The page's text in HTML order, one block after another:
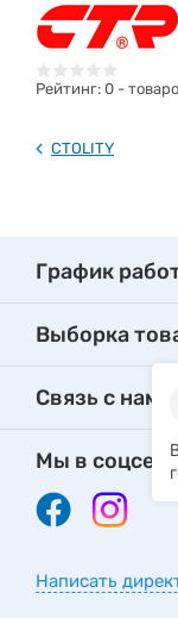
Рейтинг: 0 -
CTOLITY
График
Выборка
Связь с нами
Мы в
Написать